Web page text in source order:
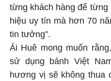
từng khách hàng để
hiệu uy tín mà hơn 70
tin tưởng”.
Ái Huê mong muốn
sử dụng bánh Việt
hương vị sẽ không thua